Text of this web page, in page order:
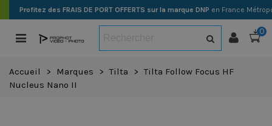
Profitez des FRAIS DE PORT OFFERTS sur la marque DNP en France
0
Accueil > Marques > Tilta > Tilta Follow Focus HF
Nucleus Nano II